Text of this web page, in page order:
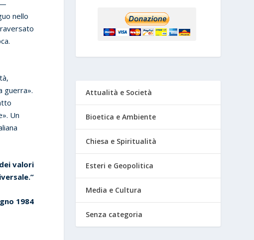
—
nello
guerra».
Un
valori
1984
Attualità e Società
Bioetica e Ambiente
Chiesa e Spiritualità
Esteri e Geopolitica
Media e Cultura
Senza categoria